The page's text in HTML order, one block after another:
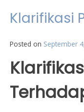
Klarifikasi
Posted on September